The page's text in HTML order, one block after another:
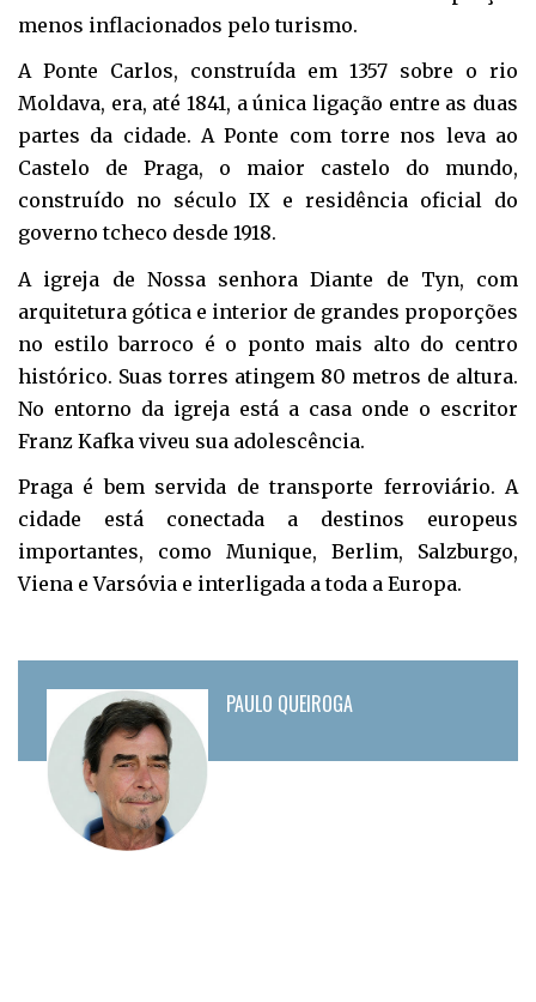
menos inflacionados pelo turismo.
A Ponte Carlos, construída em 1357 sobre o rio
Moldava, era, até 1841, a única ligação entre as duas
partes da cidade. A Ponte com torre nos leva ao
Castelo de Praga, o maior castelo do mundo,
construído no século IX e residência oficial do
governo tcheco desde 1918.
A igreja de Nossa senhora Diante de Tyn, com
arquitetura gótica e interior de grandes proporções
no estilo barroco é o ponto mais alto do centro
histórico. Suas torres atingem 80 metros de altura.
No entorno da igreja está a casa onde o escritor
Franz Kafka viveu sua adolescência.
Praga é bem servida de transporte ferroviário. A
cidade está conectada a destinos europeus
importantes, como Munique, Berlim, Salzburgo,
Viena e Varsóvia e interligada a toda a Europa.
PAULO QUEIROGA